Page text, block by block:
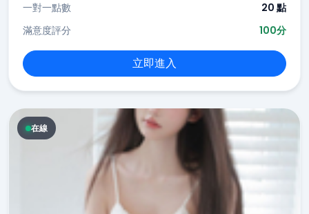
一對一點數
20 點
滿意度評分
100分
立即進入
在線